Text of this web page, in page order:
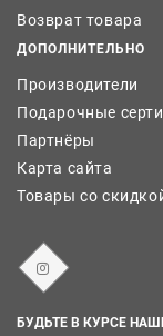
Возврат товара
ДОПОЛНИТЕЛЬНО
Производители
Подарочные
Партнёры
Карта сайта
Товары со
БУДЬТЕ В КУРСЕ